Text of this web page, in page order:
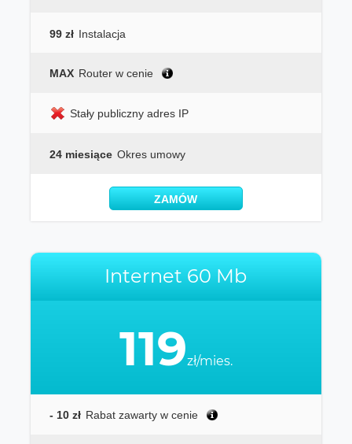
99 zł Instalacja
MAX Router w cenie
Stały publiczny adres IP
24 miesiące Okres umowy
ZAMÓW
Internet 60 Mb
119zł/mies.
- 10 zł Rabat zawarty w cenie